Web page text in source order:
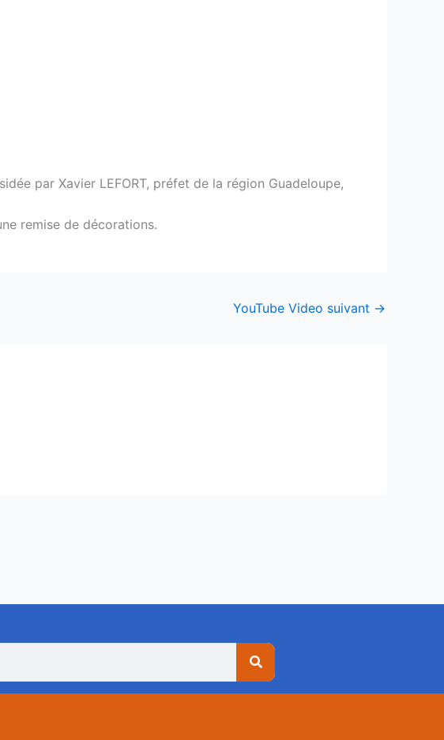
par Xavier LEFORT, préfet de la région Guadeloupe,
remise de décorations.
YouTube Video suivant →